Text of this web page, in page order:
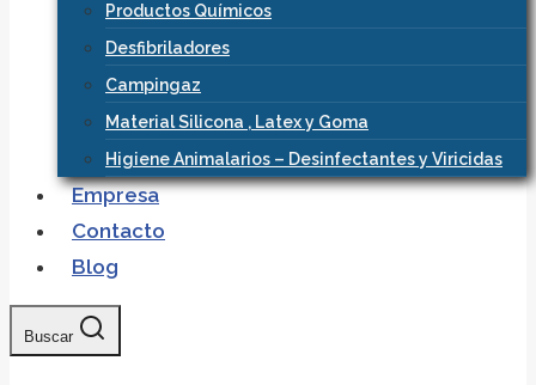
Productos Químicos
Desfibriladores
Campingaz
Material Silicona , Latex y Goma
Higiene Animalarios – Desinfectantes y Viricidas
Empresa
Contacto
Blog
Buscar